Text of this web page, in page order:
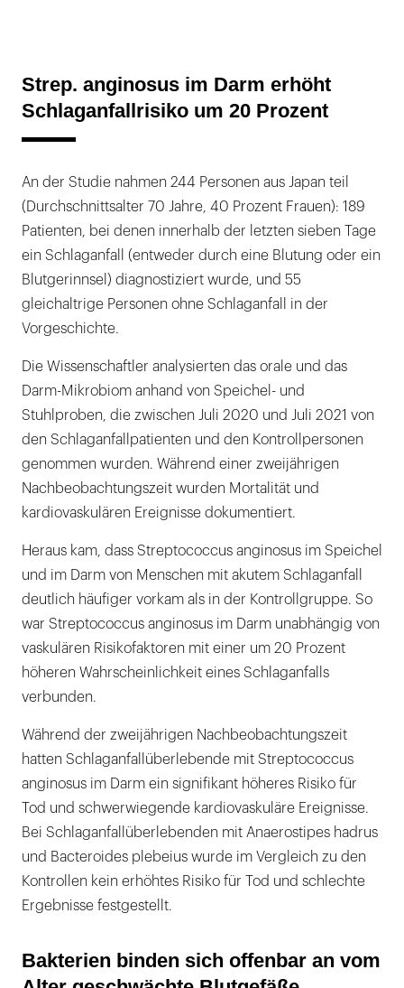
Strep. anginosus im Darm erhöht
Schlaganfallrisiko um 20 Prozent
An der Studie nahmen 244 Personen aus Japan teil
(Durchschnittsalter 70 Jahre, 40 Prozent Frauen): 189
Patienten, bei denen innerhalb der letzten sieben Tage
ein Schlaganfall (entweder durch eine Blutung oder ein
Blutgerinnsel) diagnostiziert wurde, und 55
gleichaltrige Personen ohne Schlaganfall in der
Vorgeschichte.
Die Wissenschaftler analysierten das orale und das
Darm-Mikrobiom anhand von Speichel- und
Stuhlproben, die zwischen Juli 2020 und Juli 2021 von
den Schlaganfallpatienten und den Kontrollpersonen
genommen wurden. Während einer zweijährigen
Nachbeobachtungszeit wurden Mortalität und
kardiovaskulären Ereignisse dokumentiert.
Heraus kam, dass Streptococcus anginosus im Speichel
und im Darm von Menschen mit akutem Schlaganfall
deutlich häufiger vorkam als in der Kontrollgruppe. So
war Streptococcus anginosus im Darm unabhängig von
vaskulären Risikofaktoren mit einer um 20 Prozent
höheren Wahrscheinlichkeit eines Schlaganfalls
verbunden.
Während der zweijährigen Nachbeobachtungszeit
hatten Schlaganfallüberlebende mit Streptococcus
anginosus im Darm ein signifikant höheres Risiko für
Tod und schwerwiegende kardiovaskuläre Ereignisse.
Bei Schlaganfallüberlebenden mit Anaerostipes hadrus
und Bacteroides plebeius wurde im Vergleich zu den
Kontrollen kein erhöhtes Risiko für Tod und schlechte
Ergebnisse festgestellt.
Bakterien binden sich offenbar an vom